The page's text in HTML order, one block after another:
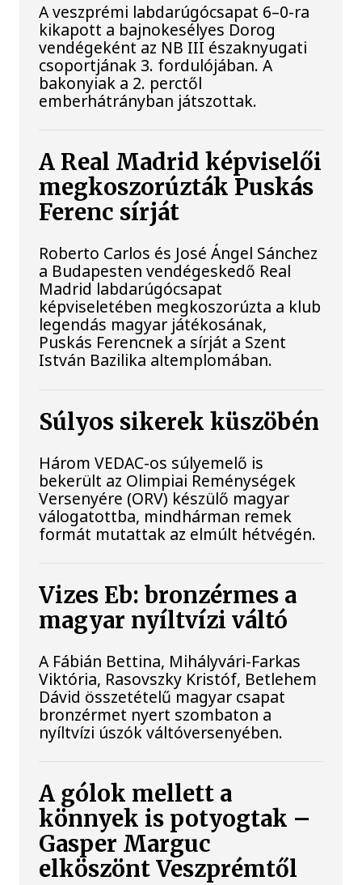
A veszprémi labdarúgócsapat 6–0-ra
kikapott a bajnokesélyes Dorog
vendégeként az NB III északnyugati
csoportjának 3. fordulójában. A
bakonyiak a 2. perctől
emberhátrányban játszottak.
A Real Madrid képviselői
megkoszorúzták Puskás
Ferenc sírját
Roberto Carlos és José Ángel Sánchez
a Budapesten vendégeskedő Real
Madrid labdarúgócsapat
képviseletében megkoszorúzta a klub
legendás magyar játékosának,
Puskás Ferencnek a sírját a Szent
István Bazilika altemplomában.
Súlyos sikerek küszöbén
Három VEDAC-os súlyemelő is
bekerült az Olimpiai Reménységek
Versenyére (ORV) készülő magyar
válogatottba, mindhárman remek
formát mutattak az elmúlt hétvégén.
Vizes Eb: bronzérmes a
magyar nyíltvízi váltó
A Fábián Bettina, Mihályvári-Farkas
Viktória, Rasovszky Kristóf, Betlehem
Dávid összetételű magyar csapat
bronzérmet nyert szombaton a
nyíltvízi úszók váltóversenyében.
A gólok mellett a
könnyek is potyogtak –
Gasper Marguc
elköszönt Veszprémtől